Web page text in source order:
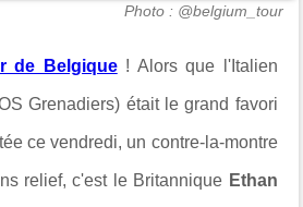
Photo : @belgium_tour
de Belgique! Alors que l'Italien
Grenadiers) était le grand favori
ce vendredi, un contre-la-montre
relief, c'est le Britannique Ethan